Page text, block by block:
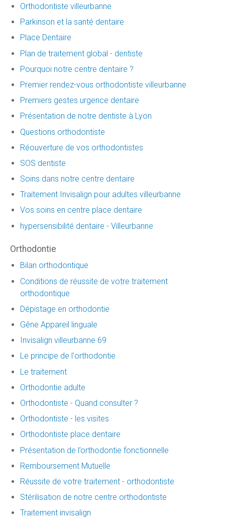
Orthodontiste villeurbanne
Parkinson et la santé dentaire
Place Dentaire
Plan de traitement global - dentiste
Pourquoi notre centre dentaire ?
Premier rendez-vous orthodontiste villeurbanne
Premiers gestes urgence dentaire
Présentation de notre dentiste à Lyon
Questions orthodontiste
Réouverture de vos orthodontistes
SOS dentiste
Soins dans notre centre dentaire
Traitement Invisalign pour adultes villeurbanne
Vos soins en centre place dentaire
hypersensibilité dentaire - Villeurbanne
Orthodontie
Bilan orthodontique
Conditions de réussite de votre traitement
orthodontique
Dépistage en orthodontie
Gêne Appareil linguale
Invisalign villeurbanne 69
Le principe de l'orthodontie
Le traitement
Orthodontie adulte
Orthodontiste - Quand consulter ?
Orthodontiste - les visites
Orthodontiste place dentaire
Présentation de l’orthodontie fonctionnelle
Remboursement Mutuelle
Réussite de votre traitement - orthodontiste
Stérilisation de notre centre orthodontiste
Traitement invisalign